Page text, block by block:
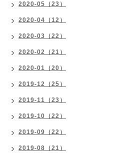
2020-05（23）
2020-04（12）
2020-03（22）
2020-02（21）
2020-01（20）
2019-12（25）
2019-11（23）
2019-10（22）
2019-09（22）
2019-08（21）